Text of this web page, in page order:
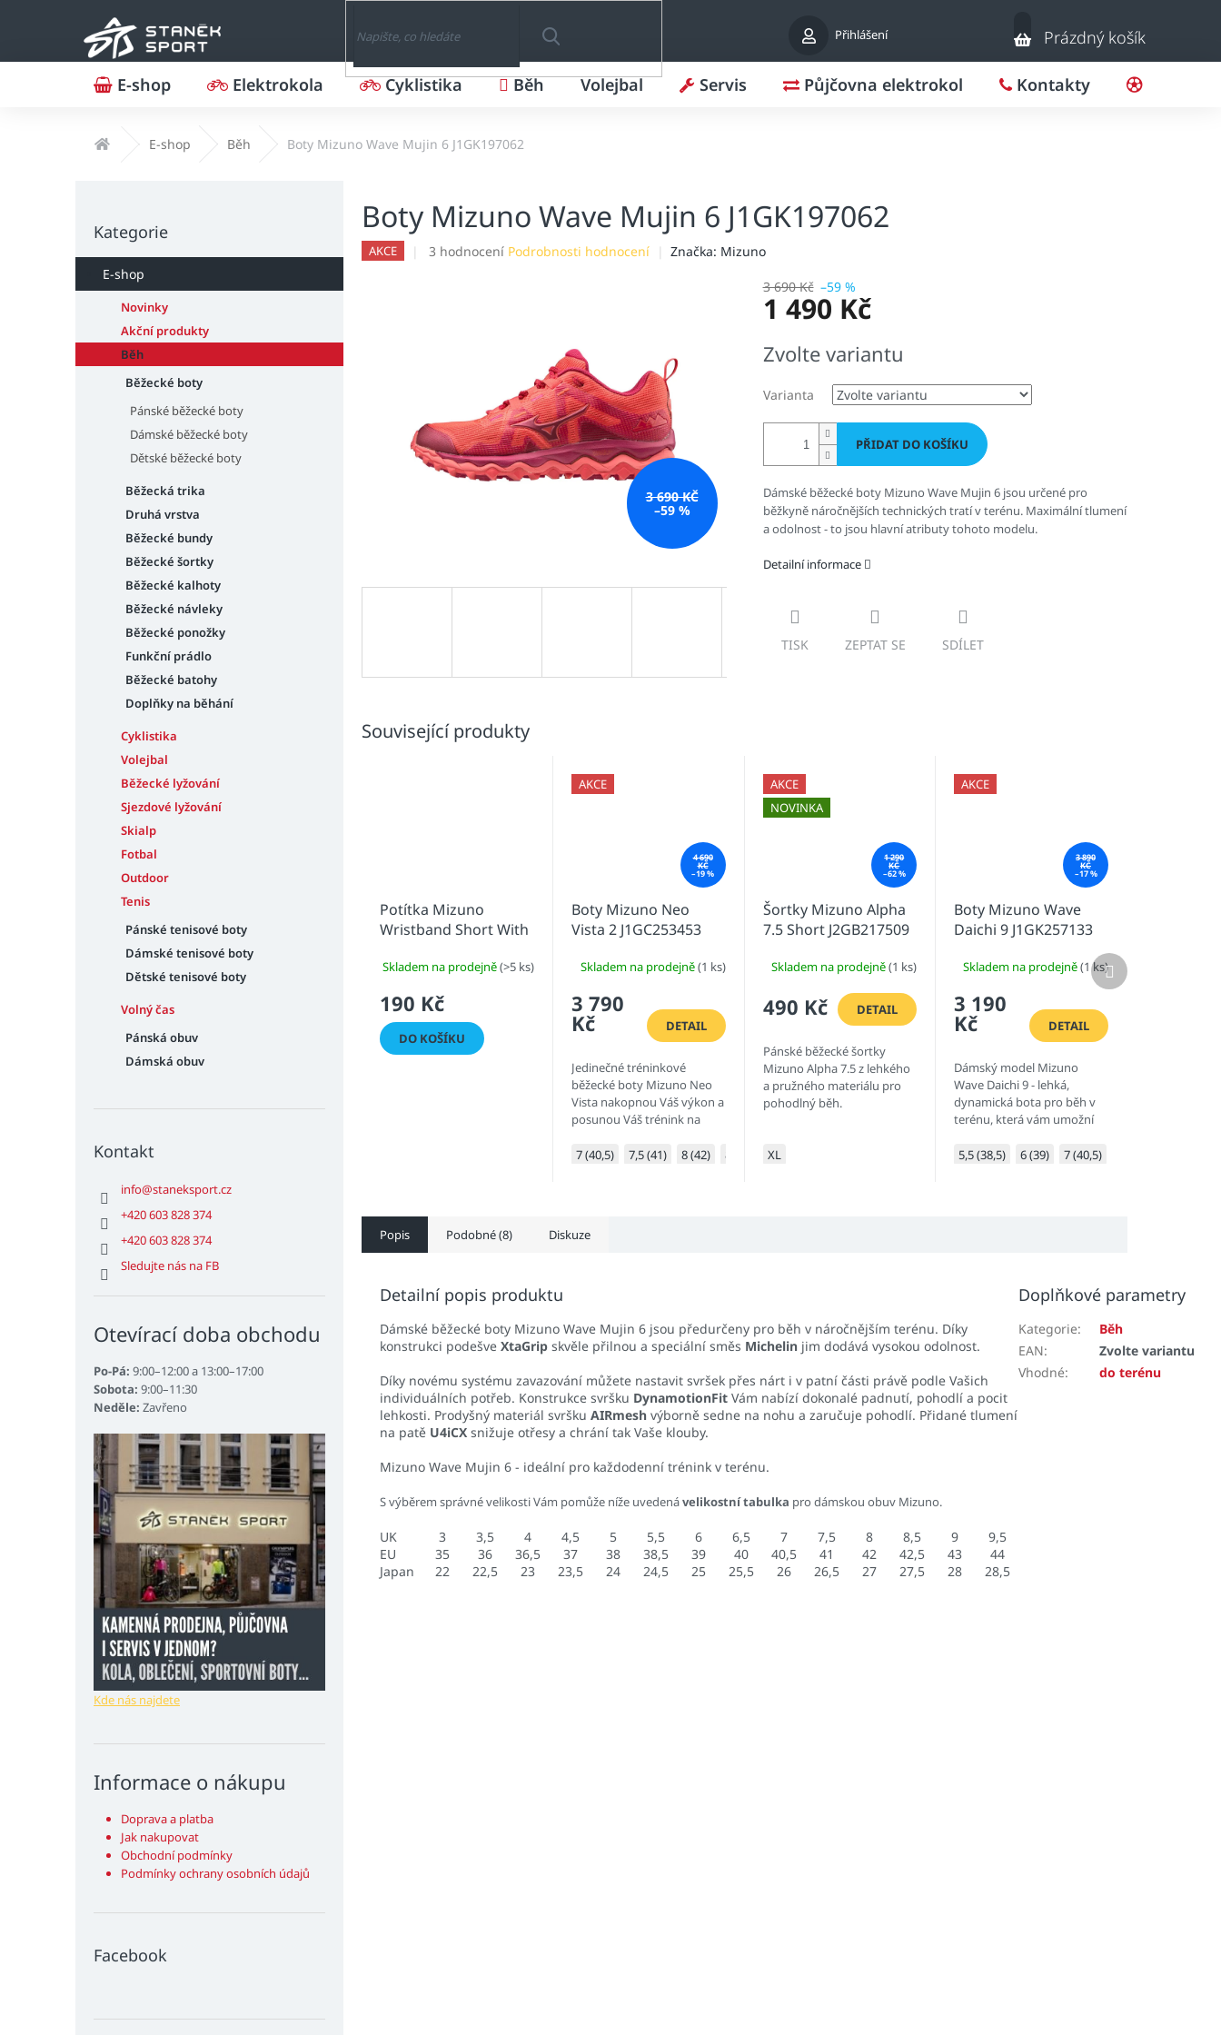
Přihlášení
HLEDAT
Nákupní
košík
Prázdný košík
E-shop Elektrokola Cyklistika Běh Volejbal Servis Půjčovna elektrokol Kontakty
Domů E-shop Běh Boty Mizuno Wave Mujin 6 J1GK197062
a
í
p
kategorie
Kategorie
E-shop
Novinky
Akční produkty
Běh
Běžecké boty
Pánské běžecké boty
Dámské běžecké boty
Dětské běžecké boty
Běžecká trika
Druhá vrstva
Běžecké bundy
Běžecké šortky
Běžecké kalhoty
Běžecké návleky
Běžecké ponožky
Funkční prádlo
Běžecké batohy
Doplňky na běhání
Cyklistika
Volejbal
Běžecké lyžování
Sjezdové lyžování
Skialp
Fotbal
Outdoor
Tenis
Pánské tenisové boty
Dámské tenisové boty
Dětské tenisové boty
Volný čas
Pánská obuv
Dámská obuv
Kontakt
info@staneksport.cz
+420 603 828 374
+420 603 828 374
Sledujte nás na FB
Otevírací doba obchodu
Po-Pá: 9:00–12:00 a 13:00–17:00
Sobota: 9:00–11:30
Neděle: Zavřeno
Kde nás najdete
Informace o nákupu
Doprava a platba
Jak nakupovat
Obchodní podmínky
Podmínky ochrany osobních údajů
Facebook
Boty Mizuno Wave Mujin 6 J1GK197062
AKCE
Průměrné
3 hodnocení Podrobnosti hodnocení Značka: Mizuno
3 690 KČ
–59 %
3 690 Kč –59 %
1 490 Kč
cena:
Zvolte variantu
Varianta
PŘIDAT DO KOŠÍKU
Dámské běžecké boty Mizuno Wave Mujin 6 jsou určené pro
běžkyně náročnějších technických tratí v terénu. Maximální tlumení
a odolnost - to jsou hlavní atributy tohoto modelu.
Detailní informace
TISK ZEPTAT SE SDÍLET
Související produkty
Potítka Mizuno
Wristband Short With
Skladem na prodejně(>5 ks)
190 Kč
DO KOŠÍKU
AKCE
4 690
KČ
–19 %
Boty Mizuno Neo
Vista 2 J1GC253453
Skladem na prodejně(1 ks)
3 790
Kč DETAIL
Jedinečné tréninkové
běžecké boty Mizuno Neo
Vista nakopnou Váš výkon a
posunou Váš trénink na
Smooth Speed Assist,
7 (40,5) 7,5 (41) 8 (42) 8,5 (42,5) 10,5 (45) 11 (46) 11,5 (46,5)
AKCE
NOVINKA
1 290
KČ
–62 %
Šortky Mizuno Alpha
7.5 Short J2GB217509
Skladem na prodejně(1 ks)
490 Kč DETAIL
Pánské běžecké šortky
Mizuno Alpha 7.5 z lehkého
a pružného materiálu pro
pohodlný běh.
XL
AKCE
3 890
KČ
–17 %
Boty Mizuno Wave
Daichi 9 J1GK257133
Skladem na prodejně(1 ks)
3 190
Kč DETAIL
Dámský model Mizuno
Wave Daichi 9 - lehká,
dynamická bota pro běh v
terénu, která vám umožní
dokonalou rovnováhou
5,5 (38,5) 6 (39) 7 (40,5)
Další
produkt
Popis Podobné (8) Diskuze
Detailní popis produktu
Dámské běžecké boty Mizuno Wave Mujin 6 jsou předurčeny pro běh v náročnějším terénu. Díky
konstrukci podešve XtaGrip skvěle přilnou a speciální směs Michelin jim dodává vysokou odolnost.
Díky novému systému zavazování můžete nastavit svršek přes nárt i v patní části právě podle Vašich
individuálních potřeb. Konstrukce svršku DynamotionFit Vám nabízí dokonalé padnutí, pohodlí a pocit
lehkosti. Prodyšný materiál svršku AIRmesh výborně sedne na nohu a zaručuje pohodlí. Přidané tlumení
na patě U4iCX snižuje otřesy a chrání tak Vaše klouby.
Mizuno Wave Mujin 6 - ideální pro každodenní trénink v terénu.
S výběrem správné velikosti Vám pomůže níže uvedenávelikostní tabulka pro dámskou obuv Mizuno.
UK 3 3,5 4 4,5 5 5,5 6 6,5 7 7,5 8 8,5 9
9,5
EU
35 36 36,5 37 38 38,5 39 40 40,5 41 42 42,5 43
44
Japan
22 22,5 23 23,5 24 24,5 25 25,5 26 26,5 27 27,5 28 28,5
Doplňkové parametry
Kategorie:
Běh
EAN:
Zvolte variantu
Vhodné: do terénu